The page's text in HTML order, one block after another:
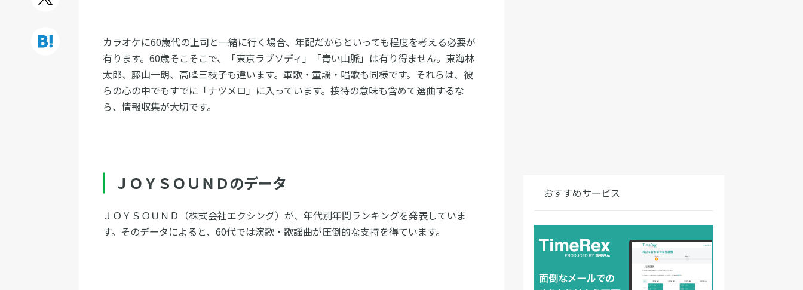
カラオケに60歳代の上司と一緒に行く場合、年配だからといっても程度を考える必要が
有ります。60歳そこそこで、「東京ラブソディ」「青い山脈」は有り得ません。東海林
太郎、藤山一朗、高峰三枝子も違います。軍歌・童謡・唱歌も同様です。それらは、彼
らの心の中でもすでに「ナツメロ」に入っています。接待の意味も含めて選曲するな
ら、情報収集が大切です。
ＪＯＹＳＯＵＮＤのデータ
ＪＯＹＳＯＵＮＤ（株式会社エクシング）が、年代別年間ランキングを発表していま
す。そのデータによると、60代では演歌・歌謡曲が圧倒的な支持を得ています。
おすすめサービス